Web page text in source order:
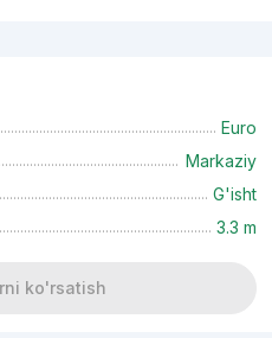
Euro
Markaziy
G'isht
3.3 m
ko'rsatish